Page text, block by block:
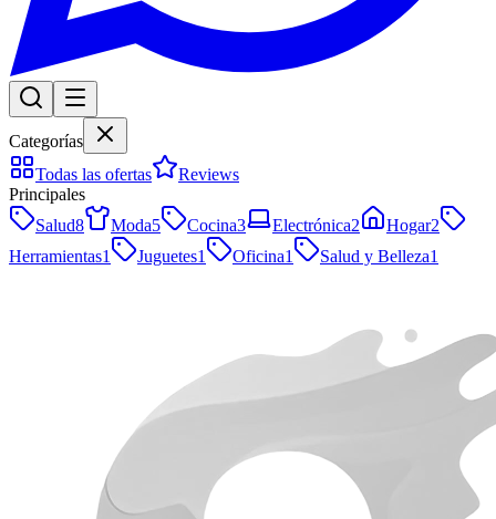
Categorías
Todas las ofertas
Reviews
Principales
Salud8 Moda5 Cocina3 Electrónica2 Hogar2
Herramientas1 Juguetes1 Oficina1 Salud y Belleza1